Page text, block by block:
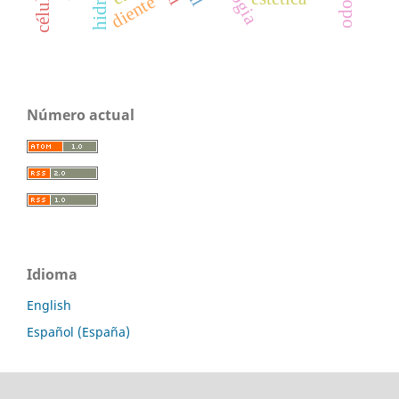
diente
Número actual
Idioma
English
Español (España)